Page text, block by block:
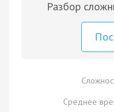
Разбор
Среднее